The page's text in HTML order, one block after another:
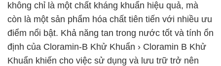
không chỉ là một chất kháng khuẩn hiệu quả, mà
còn là một sản phẩm hóa chất tiên tiến với nhiều ưu
điểm nổi bật. Khả năng tan trong nước tốt và tính ổn
định của Cloramin-B Khử Khuẩn › Cloramin B Khử
Khuẩn khiến cho việc sử dụng và lưu trữ trở nên